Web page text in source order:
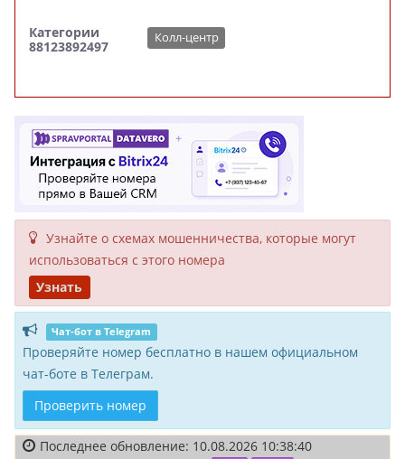
Категории
88123892497
Колл-центр
Узнайте о схемах мошенни­чества, кото­рые могут
исполь­зоваться с этого номера
Узнать
Чат-бот в Telegram
Проверяйте номер бесплатно в нашем официальном
чат-боте в Телеграм.
Проверить номер
Последнее обновление: 10.08.2026 10:38:40